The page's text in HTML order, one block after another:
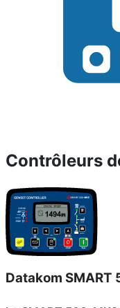
Contrôleurs
Datakom SMART